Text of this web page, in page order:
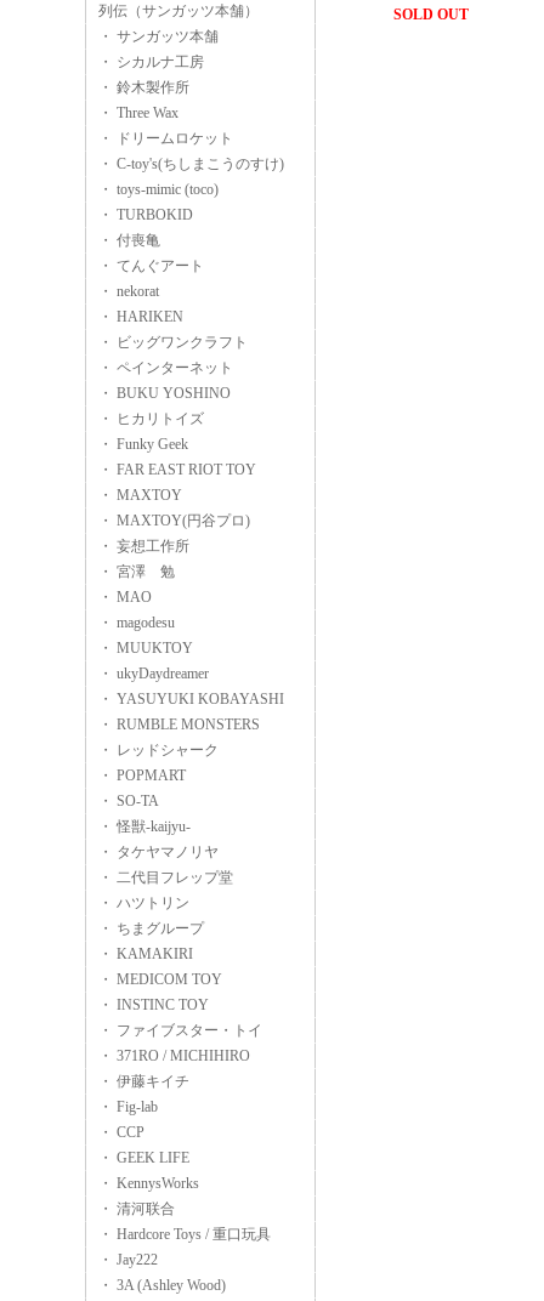
列伝（サンガッツ本舗）
・ サンガッツ本舗
・ シカルナ工房
・ 鈴木製作所
・ Three Wax
・ ドリームロケット
・ C-toy's(ちしまこうのすけ)
・ toys-mimic (toco)
・ TURBOKID
・ 付喪亀
・ てんぐアート
・ nekorat
・ HARIKEN
・ ビッグワンクラフト
・ ペインターネット
・ BUKU YOSHINO
・ ヒカリトイズ
・ Funky Geek
・ FAR EAST RIOT TOY
・ MAXTOY
・ MAXTOY(円谷プロ)
・ 妄想工作所
・ 宮澤 勉
・ MAO
・ magodesu
・ MUUKTOY
・ ukyDaydreamer
・ YASUYUKI KOBAYASHI
・ RUMBLE MONSTERS
・ レッドシャーク
・ POPMART
・ SO-TA
・ 怪獣-kaijyu-
・ タケヤマノリヤ
・ 二代目フレップ堂
・ ハツトリン
・ ちまグループ
・ KAMAKIRI
・ MEDICOM TOY
・ INSTINC TOY
・ ファイブスター・トイ
・ 371RO / MICHIHIRO
・ 伊藤キイチ
・ Fig-lab
・ CCP
・ GEEK LIFE
・ KennysWorks
・ 清河联合
・ Hardcore Toys / 重口玩具
・ Jay222
・ 3A (Ashley Wood)
SOLD OUT